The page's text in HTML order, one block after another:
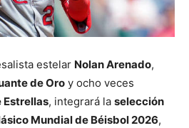
estelar Nolan Arenado,
de Oro y ocho veces
Estrellas, integrará la selección
Mundial de Béisbol 2026,